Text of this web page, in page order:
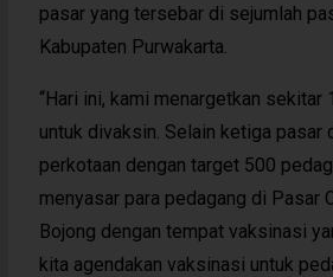
pasar yang tersebar di sejumlah
Kabupaten Purwakarta.
“Hari ini, kami menargetkan sekitar
untuk divaksin. Selain ketiga pasar
perkotaan dengan target 500
menyasar para pedagang di Pasar
Bojong dengan tempat vaksinasi
kita agendakan vaksinasi untuk